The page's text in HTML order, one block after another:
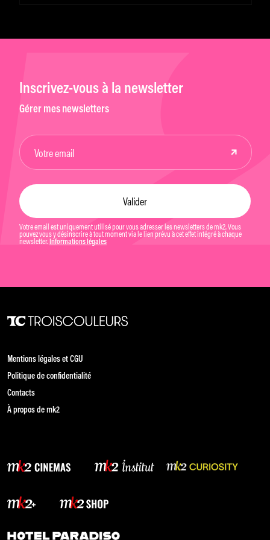
Inscrivez-vous à la newsletter
Gérer mes newsletters
Votre email est uniquement utilisé pour vous adresser les newsletters de mk2. Vous
pouvez vous y désinscrire à tout moment via le lien prévu à cet effet intégré à chaque
newsletter. Informations légales
Mentions légales et CGU
Politique de confidentialité
Contacts
À propos de mk2